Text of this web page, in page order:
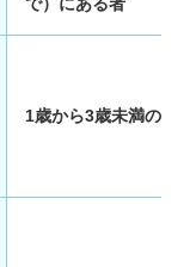
1歳から3歳未満の児